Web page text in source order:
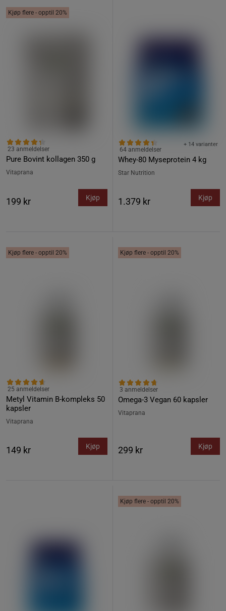
Kjøp flere - opptil 20%
Pure Bovint kollagen 350 g
23 anmeldelser
Vitaprana
199 kr Kjøp
Whey-80 Myseprotein 4 kg
+ 14 varianter
64 anmeldelser
Star Nutrition
1.379 kr Kjøp
Kjøp flere - opptil 20%
Metyl Vitamin B-kompleks 50
kapsler
25 anmeldelser
Vitaprana
149 kr Kjøp
Kjøp flere - opptil 20%
Omega-3 Vegan 60 kapsler
3 anmeldelser
Vitaprana
299 kr Kjøp
Kjøp flere - opptil 20%